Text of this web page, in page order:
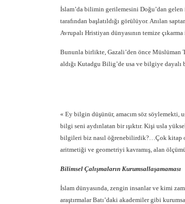
İslam’da bilimin gerilemesini Doğu’dan
tarafından başlatıldığı görülüyor. Anılan
Avrupalı Hristiyan dünyasının temize
Bununla birlikte, Gazali’den önce Müslüman
aldığı Kutadgu Bilig’de usa ve bilgiye dayalı
« Ey bilgin düşünür, amacım söz söylemekti,
bilgi seni aydınlatan bir ışıktır. Kişi usla
bilgileri biz nasıl öğrenebilirdik?…Çok kitap
aritmetiği ve geometriyi kavramış, alan
Bilimsel Çalışmaların Kurumsallaşamaması
İslam dünyasında, zengin insanlar ve kimi
araştırmalar Batı’daki akademiler gibi